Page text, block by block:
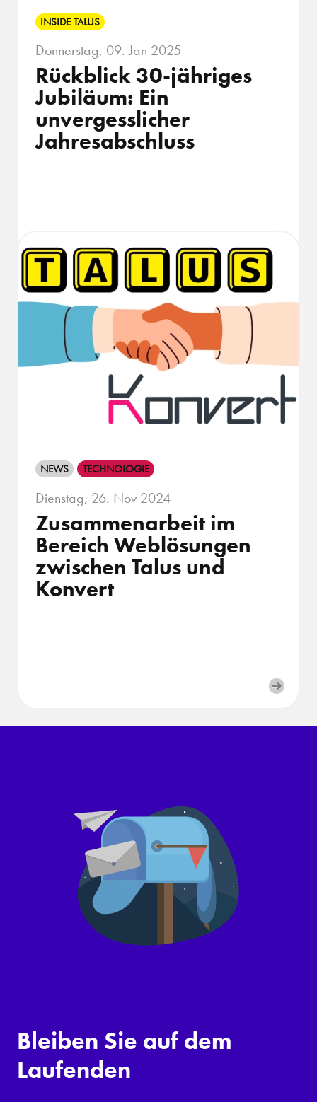
INSIDE TALUS
Donnerstag, 09. Jan 2025
Rückblick 30-jähriges
Jubiläum: Ein
unvergesslicher
Jahresabschluss
NEWS TECHNOLOGIE
Dienstag, 26. Nov 2024
Zusammen­arbeit im
Bereich Web­lösungen
zwischen Talus und
Konvert
Bleiben Sie auf dem
Laufenden